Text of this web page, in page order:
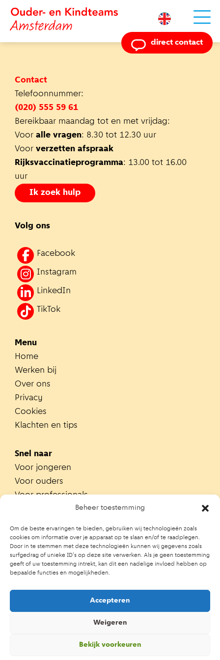
Beheer toestemming
Om de beste ervaringen te bieden, gebruiken wij technologieën zoals
cookies om informatie over je apparaat op te slaan en/of te raadplegen.
Door in te stemmen met deze technologieën kunnen wij gegevens zoals
surfgedrag of unieke ID's op deze site verwerken. Als je geen toestemming
geeft of uw toestemming intrekt, kan dit een nadelige invloed hebben op
bepaalde functies en mogelijkheden.
Accepteren
Weigeren
Bekijk voorkeuren
Powered by
direct contact
Contact
Telefoonnummer:
(020) 555 59 61
Bereikbaar maandag tot en met vrijdag:
Voor alle vragen: 8.30 tot 12.30 uur
Voor verzetten afspraak
Rijksvaccinatieprogramma: 13.00 tot 16.00
uur
Ik zoek hulp
Volg ons
Facebook
Instagram
LinkedIn
TikTok
Menu
Home
Werken bij
Over ons
Privacy
Cookies
Klachten en tips
Snel naar
Voor jongeren
Voor ouders
Voor professionals
Zoek contactpersoon op school
Trainingen
Ouderportaal JGZ